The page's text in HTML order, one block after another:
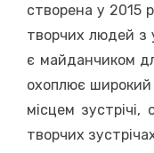
створена у 2015
творчих людей з
є майданчиком
охоплює широкий
місцем зустрічі,
творчих